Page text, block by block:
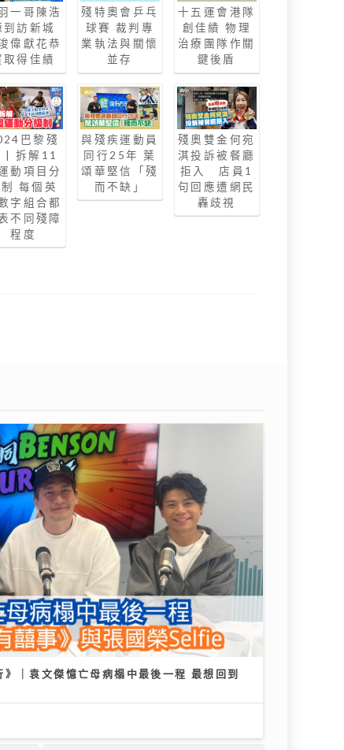
一哥陳浩
到訪新城
偉獻花恭
取得佳績
巴黎殘
| 拆解11
動項目分
每個英
字組合都
不同殘障
程度
殘特奧會乒乓
球賽 裁判專
業執法與關懷
並存
與殘疾運動員
同行25年 葉
頌華堅信「殘
而不缺」
十五運會港隊
創佳績 物理
治療團隊作關
鍵後盾
殘奧雙金何宛
淇投訴被餐廳
拒入 店員1
句回應遭網民
轟歧視
｜袁文傑憶亡母病榻中最後一程 最想回到